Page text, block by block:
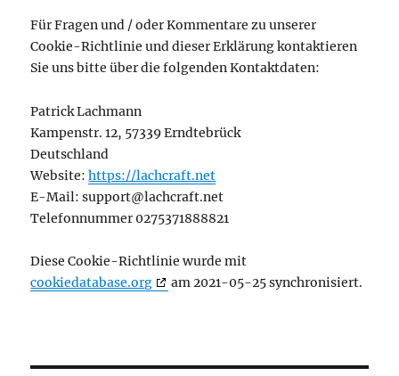
Für Fragen und / oder Kommentare zu unserer
Cookie-Richtlinie und dieser Erklärung kontaktieren
Sie uns bitte über die folgenden Kontaktdaten:
Patrick Lachmann
Kampenstr. 12, 57339 Erndtebrück
Deutschland
Website:https://lachcraft.net
E-Mail:support@lachcraft.net
Telefonnummer 0275371888821
Diese Cookie-Richtlinie wurde mit
cookiedatabase.org
am 2021-05-25 synchronisiert.